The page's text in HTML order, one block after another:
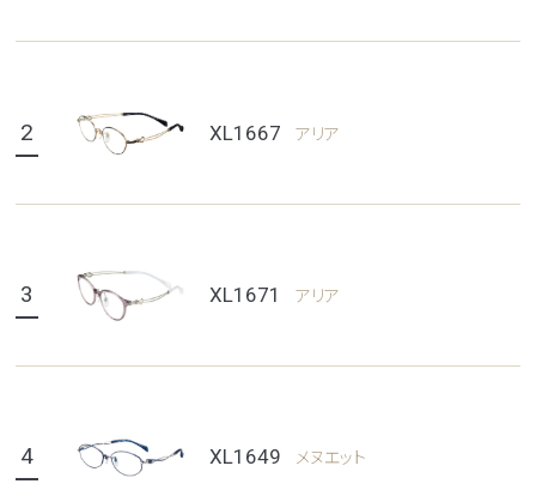
2 XL1667 アリア
3 XL1671 アリア
4 XL1649 メヌエット